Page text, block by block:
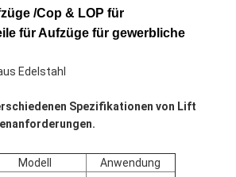
/Cop & LOP für
für Aufzüge für gewerbliche
Edelstahl
Spezifikationen von Lift
Modell
Anwendung